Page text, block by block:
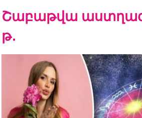
Շաբաթվա
թ․